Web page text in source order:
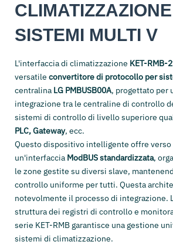
SISTEMI MULTI V
L'interfaccia di climatizzazione KET-RMB-
versatile convertitore di protocollo per
centralina LG PMBUSB00A, progettato per
integrazione tra le centraline di controllo
sistemi di controllo di livello superiore
PLC, Gateway, ecc.
Questo dispositivo intelligente offre
un'interfaccia ModBUS standardizzata,
le zone gestite su diversi slave,
controllo uniforme per tutti. Questa
notevolmente il processo di integrazione.
struttura dei registri di controllo e
serie KET-RMB garantisce una gestione
sistemi di climatizzazione.